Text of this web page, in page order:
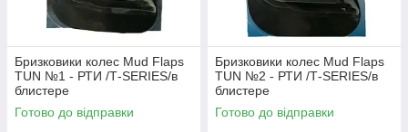
Бризковики колес Mud Flaps
TUN №1 - РТИ /Т-SERIES/в
блистере
Готово до відправки
Бризковики колес Mud Flaps
TUN №2 - РТИ /Т-SERIES/в
блистере
Готово до відправки